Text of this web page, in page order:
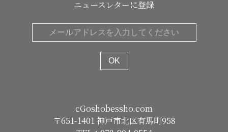
ニュースレターに登録
cGoshobessho.com
〒651-1401 神戸市北区有馬町958